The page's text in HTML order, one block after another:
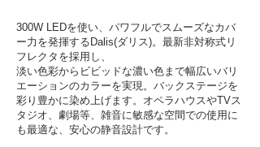
300W LEDを使い、パワフルでスムーズなカバ
ー力を発揮するDalis(ダリス)。最新非対称式リ
フレクタを採用し、
淡い色彩からビビッドな濃い色まで幅広いバリ
エーションのカラーを実現。バックステージを
彩り豊かに染め上げます。オペラハウスやTVス
タジオ、劇場等、雑音に敏感な空間での使用に
も最適な、安心の静音設計です。